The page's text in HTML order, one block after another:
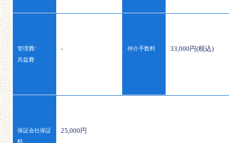
管理費/
共益費
- 仲介手数料 33,000円(税込)
保証会社保証
料
25,000円